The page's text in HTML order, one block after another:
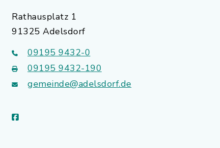
Rathausplatz 1
91325 Adelsdorf
09195 9432-0
09195 9432-190
gemeinde@adelsdorf.de
facebook